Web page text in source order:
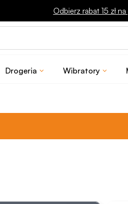
Odbierz rabat 15 zł
Drogeria Wibratory